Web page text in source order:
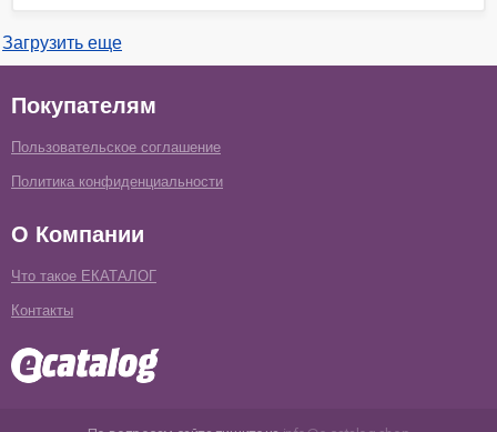
Загрузить еще
Покупателям
Пользовательское соглашение
Политика конфиденциальности
О Компании
Что такое ЕКАТАЛОГ
Контакты